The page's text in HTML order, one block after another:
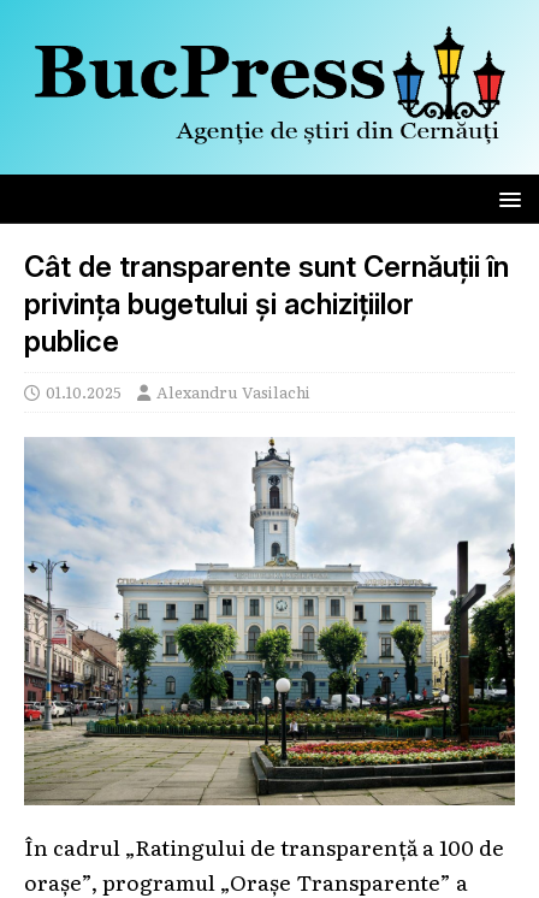
Cât de transparente sunt Cernăuții în
privința bugetului și achizițiilor
publice
01.10.2025 Alexandru Vasilachi
În cadrul „Ratingului de transparență a 100 de
orașe”, programul „Orașe Transparente” a